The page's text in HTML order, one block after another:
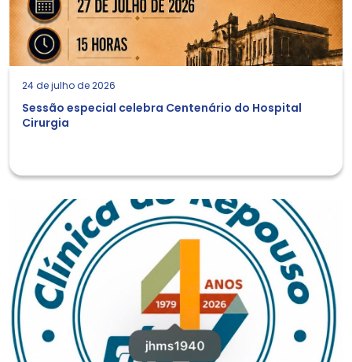
24 de julho de 2026
Sessão especial celebra Centenário do Hospital
Cirurgia